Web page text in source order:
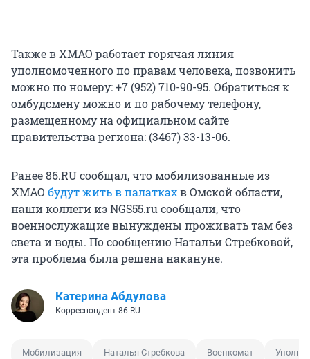
Также в ХМАО работает горячая линия
уполномоченного по правам человека, позвонить
можно по номеру: +7 (952) 710-90-95. Обратиться к
омбудсмену можно и по рабочему телефону,
размещенному на официальном сайте
правительства региона: (3467) 33-13-06.
Ранее 86.RU сообщал, что мобилизованные из
ХМАО будут жить в палаткахв Омской области,
наши коллеги из NGS55.ru сообщали, что
военнослужащие вынуждены проживать там без
света и воды. По сообщению Натальи Стребковой,
эта проблема была решена накануне.
Катерина Абдулова
Корреспондент 86.RU
Мобилизация Наталья Стребкова Военкомат